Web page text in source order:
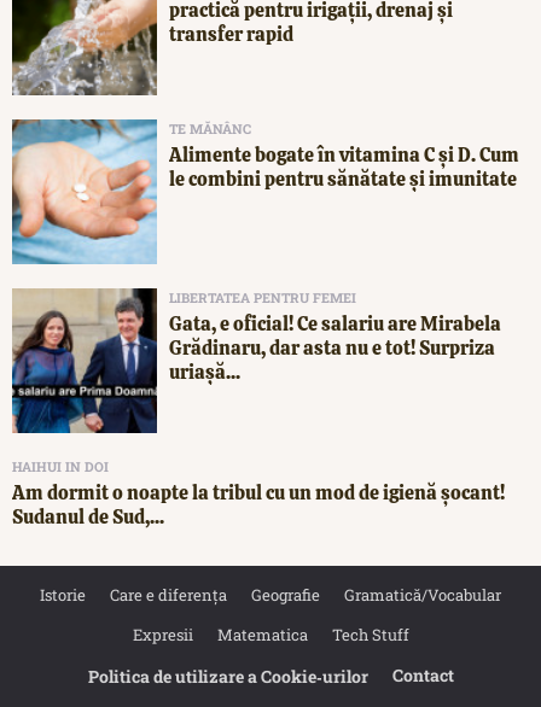
practică pentru irigații, drenaj și
transfer rapid
TE MĂNÂNC
Alimente bogate în vitamina C și D. Cum
le combini pentru sănătate și imunitate
LIBERTATEA PENTRU FEMEI
Gata, e oficial! Ce salariu are Mirabela
Grădinaru, dar asta nu e tot! Surpriza
uriașă...
HAIHUI IN DOI
Am dormit o noapte la tribul cu un mod de igienă șocant!
Sudanul de Sud,...
Istorie Care e diferența Geografie
Gramatică/Vocabular
Expresii
Matematica Tech Stuff
Politica de utilizare a Cookie‐urilor Contact